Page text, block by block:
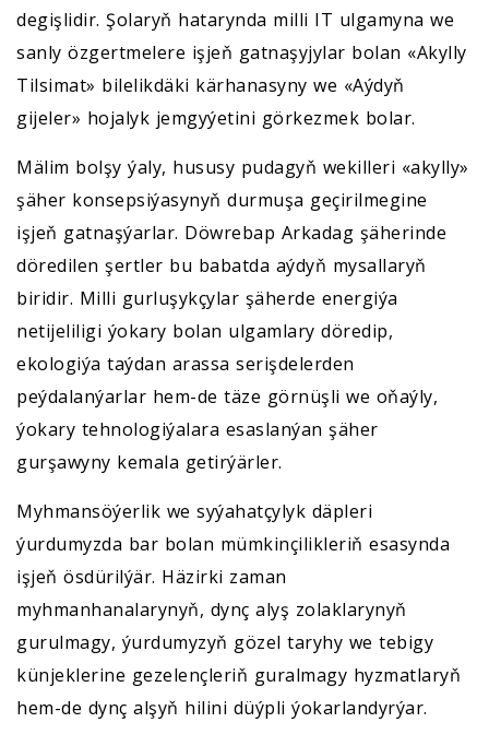
degişlidir. Şolaryň hatarynda milli IT ulgamyna we
sanly özgertmelere işjeň gatnaşyjylar bolan «Akylly
Tilsimat» bilelikdäki kärhanasyny we «Aýdyň
gijeler» hojalyk jemgyýetini görkezmek bolar.
Mälim bolşy ýaly, hususy pudagyň wekilleri «akylly»
şäher konsepsiýasynyň durmuşa geçirilmegine
işjeň gatnaşýarlar. Döwrebap Arkadag şäherinde
döredilen şertler bu babatda aýdyň mysallaryň
biridir. Milli gurluşykçylar şäherde energiýa
netijeliligi ýokary bolan ulgamlary döredip,
ekologiýa taýdan arassa serişdelerden
peýdalanýarlar hem-de täze görnüşli we oňaýly,
ýokary tehnologiýalara esaslanýan şäher
gurşawyny kemala getirýärler.
Myhmansöýerlik we syýahatçylyk däpleri
ýurdumyzda bar bolan mümkinçilikleriň esasynda
işjeň ösdürilýär. Häzirki zaman
myhmanhanalarynyň, dynç alyş zolaklarynyň
gurulmagy, ýurdumyzyň gözel taryhy we tebigy
künjeklerine gezelençleriň guralmagy hyzmatlaryň
hem-de dynç alşyň hilini düýpli ýokarlandyrýar.